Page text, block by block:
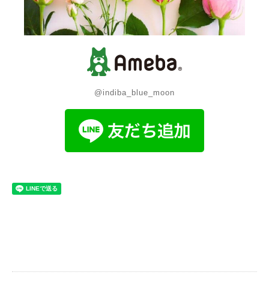
@indiba_blue_moon